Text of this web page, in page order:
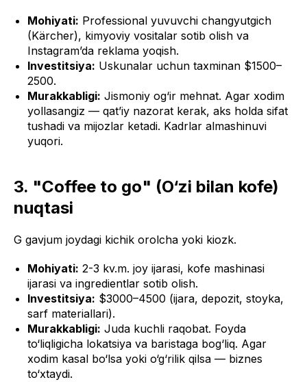
Mohiyati: Professional yuvuvchi changyutgich
(Kärcher), kimyoviy vositalar sotib olish va
Instagram’da reklama yoqish.
Investitsiya: Uskunalar uchun taxminan $1500–
2500.
Murakkabligi: Jismoniy og‘ir mehnat. Agar xodim
yollasangiz — qat’iy nazorat kerak, aks holda sifat
tushadi va mijozlar ketadi. Kadrlar almashinuvi
yuqori.
3. "Coffee to go" (O‘zi bilan kofe)
nuqtasi
G gavjum joydagi kichik orolcha yoki kiozk.
Mohiyati: 2-3 kv.m. joy ijarasi, kofe mashinasi
ijarasi va ingredientlar sotib olish.
Investitsiya: $3000–4500 (ijara, depozit, stoyka,
sarf materiallari).
Murakkabligi: Juda kuchli raqobat. Foyda
to‘liqligicha lokatsiya va baristaga bog‘liq. Agar
xodim kasal bo‘lsa yoki o‘g‘rilik qilsa — biznes
to‘xtaydi.